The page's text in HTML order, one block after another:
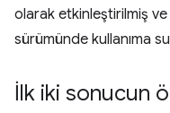
olarak etkinleştirilmiş
sürümünde kullanıma
İlk iki sonucun